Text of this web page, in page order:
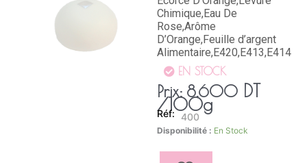
Chimique,Eau De
Rose,Arôme
D’Orange,Feuille d’argent
Alimentaire,E420,E413,E414
EN STOCK
Prix: 8,600 DT
/100g
400
Disponibilité : En Stock
quantité